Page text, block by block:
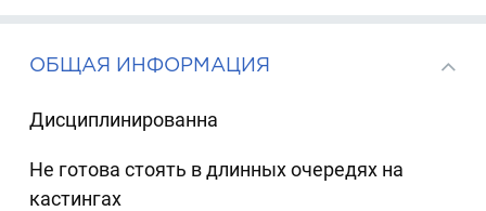
ОБЩАЯ ИНФОРМАЦИЯ
Дисциплинированна
Не готова стоять в длинных очередях на
кастингах